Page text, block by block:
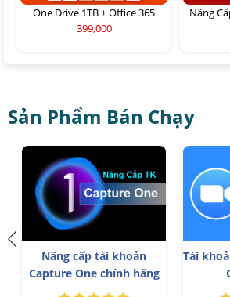
One Drive 1TB + Office 365
399,000
Nâng
Sản Phẩm Bán Chạy
Nâng cấp tài khoản
Capture One chính hãng
Tài